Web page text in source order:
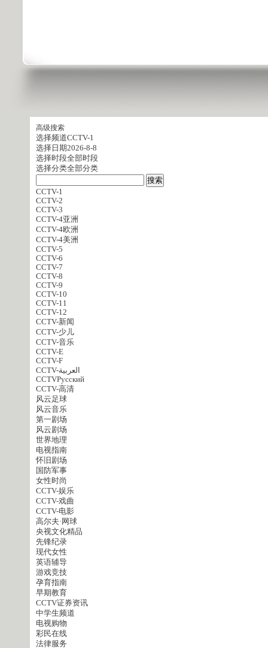
高级搜索
选择频道CCTV-1
选择日期2026-8-8
选择时段全部时段
选择分类全部分类
CCTV-1
CCTV-2
CCTV-3
CCTV-4亚洲
CCTV-4欧洲
CCTV-4美洲
CCTV-5
CCTV-6
CCTV-7
CCTV-8
CCTV-9
CCTV-10
CCTV-11
CCTV-12
CCTV-新闻
CCTV-少儿
CCTV-音乐
CCTV-E
CCTV-F
CCTV-العربية
CCTVPусский
CCTV-高清
风云足球
风云音乐
第一剧场
风云剧场
世界地理
电视指南
怀旧剧场
国防军事
女性时尚
CCTV-娱乐
CCTV-戏曲
CCTV-电影
高尔夫·网球
央视文化精品
先锋纪录
现代女性
英语辅导
游戏竞技
孕育指南
早期教育
CCTV证券资讯
中学生频道
电视购物
彩民在线
法律服务